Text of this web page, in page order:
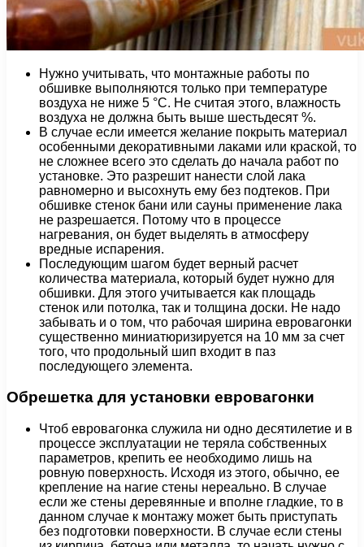
Нужно учитывать, что монтажные работы по
обшивке выполняются только при температуре
воздуха не ниже 5 °С. Не считая этого, влажность
воздуха не должна быть выше шестьдесят %.
В случае если имеется желание покрыть материал
особенными декоративными лаками или краской, то
не сложнее всего это сделать до начала работ по
установке. Это разрешит нанести слой лака
равномерно и высохнуть ему без подтеков. При
обшивке стенок бани или сауны применение лака
не разрешается. Потому что в процессе
нагревания, он будет выделять в атмосферу
вредные испарения.
Последующим шагом будет верный расчет
количества материала, который будет нужно для
обшивки. Для этого учитывается как площадь
стенок или потолка, так и толщина доски. Не надо
забывать и о том, что рабочая ширина евровагонки
существенно миниатюризируется на 10 мм за счет
того, что продольный шип входит в паз
последующего элемента.
Обрешетка для установки евровагонки
Чтоб евровагонка служила ни одно десятилетие и в
процессе эксплуатации не теряла собственных
параметров, крепить ее необходимо лишь на
ровную поверхность. Исходя из этого, обычно, ее
крепление на нагие стены нереально. В случае
если же стены деревянные и вполне гладкие, то в
данном случае к монтажу может быть приступать
без подготовки поверхности. В случае если стены